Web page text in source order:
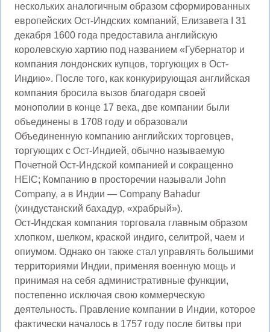
нескольких аналогичным образом сформированных
европейских Ост-Индских компаний, Елизавета I 31
декабря 1600 года предоставила английскую
королевскую хартию под названием «Губернатор и
компания лондонских купцов, торгующих в Ост-
Индию». После того, как конкурирующая английская
компания бросила вызов благодаря своей
монополии в конце 17 века, две компании были
объединены в 1708 году и образовали
Объединенную компанию английских торговцев,
торгующих с Ост-Индией, обычно называемую
Почетной Ост-Индской компанией и сокращенно
HEIC; Компанию в просторечии называли John
Company, а в Индии — Company Bahadur
(хиндустанский бахадур, «храбрый»).
Ост-Индская компания торговала главным образом
хлопком, шелком, краской индиго, селитрой, чаем и
опиумом. Однако он также стал управлять большими
территориями Индии, применяя военную мощь и
принимая на себя административные функции,
постепенно исключая свою коммерческую
деятельность. Правление компании в Индии, которое
фактически началось в 1757 году после битвы при